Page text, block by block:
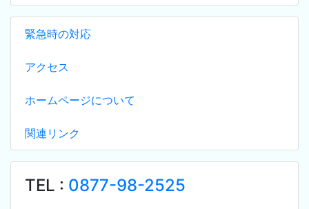
緊急時の対応
アクセス
ホームページについて
関連リンク
TEL : 0877-98-2525